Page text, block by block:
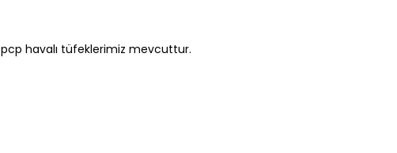
havalı tüfeklerimiz mevcuttur.